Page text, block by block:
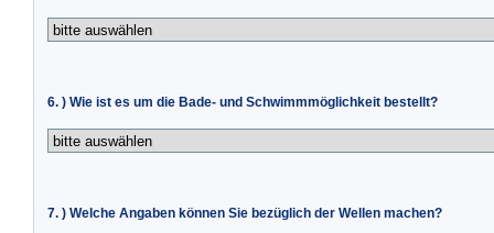
6. ) Wie ist es um die Bade- und Schwimmmöglichkeit bestellt?
7. ) Welche Angaben können Sie bezüglich der Wellen machen?